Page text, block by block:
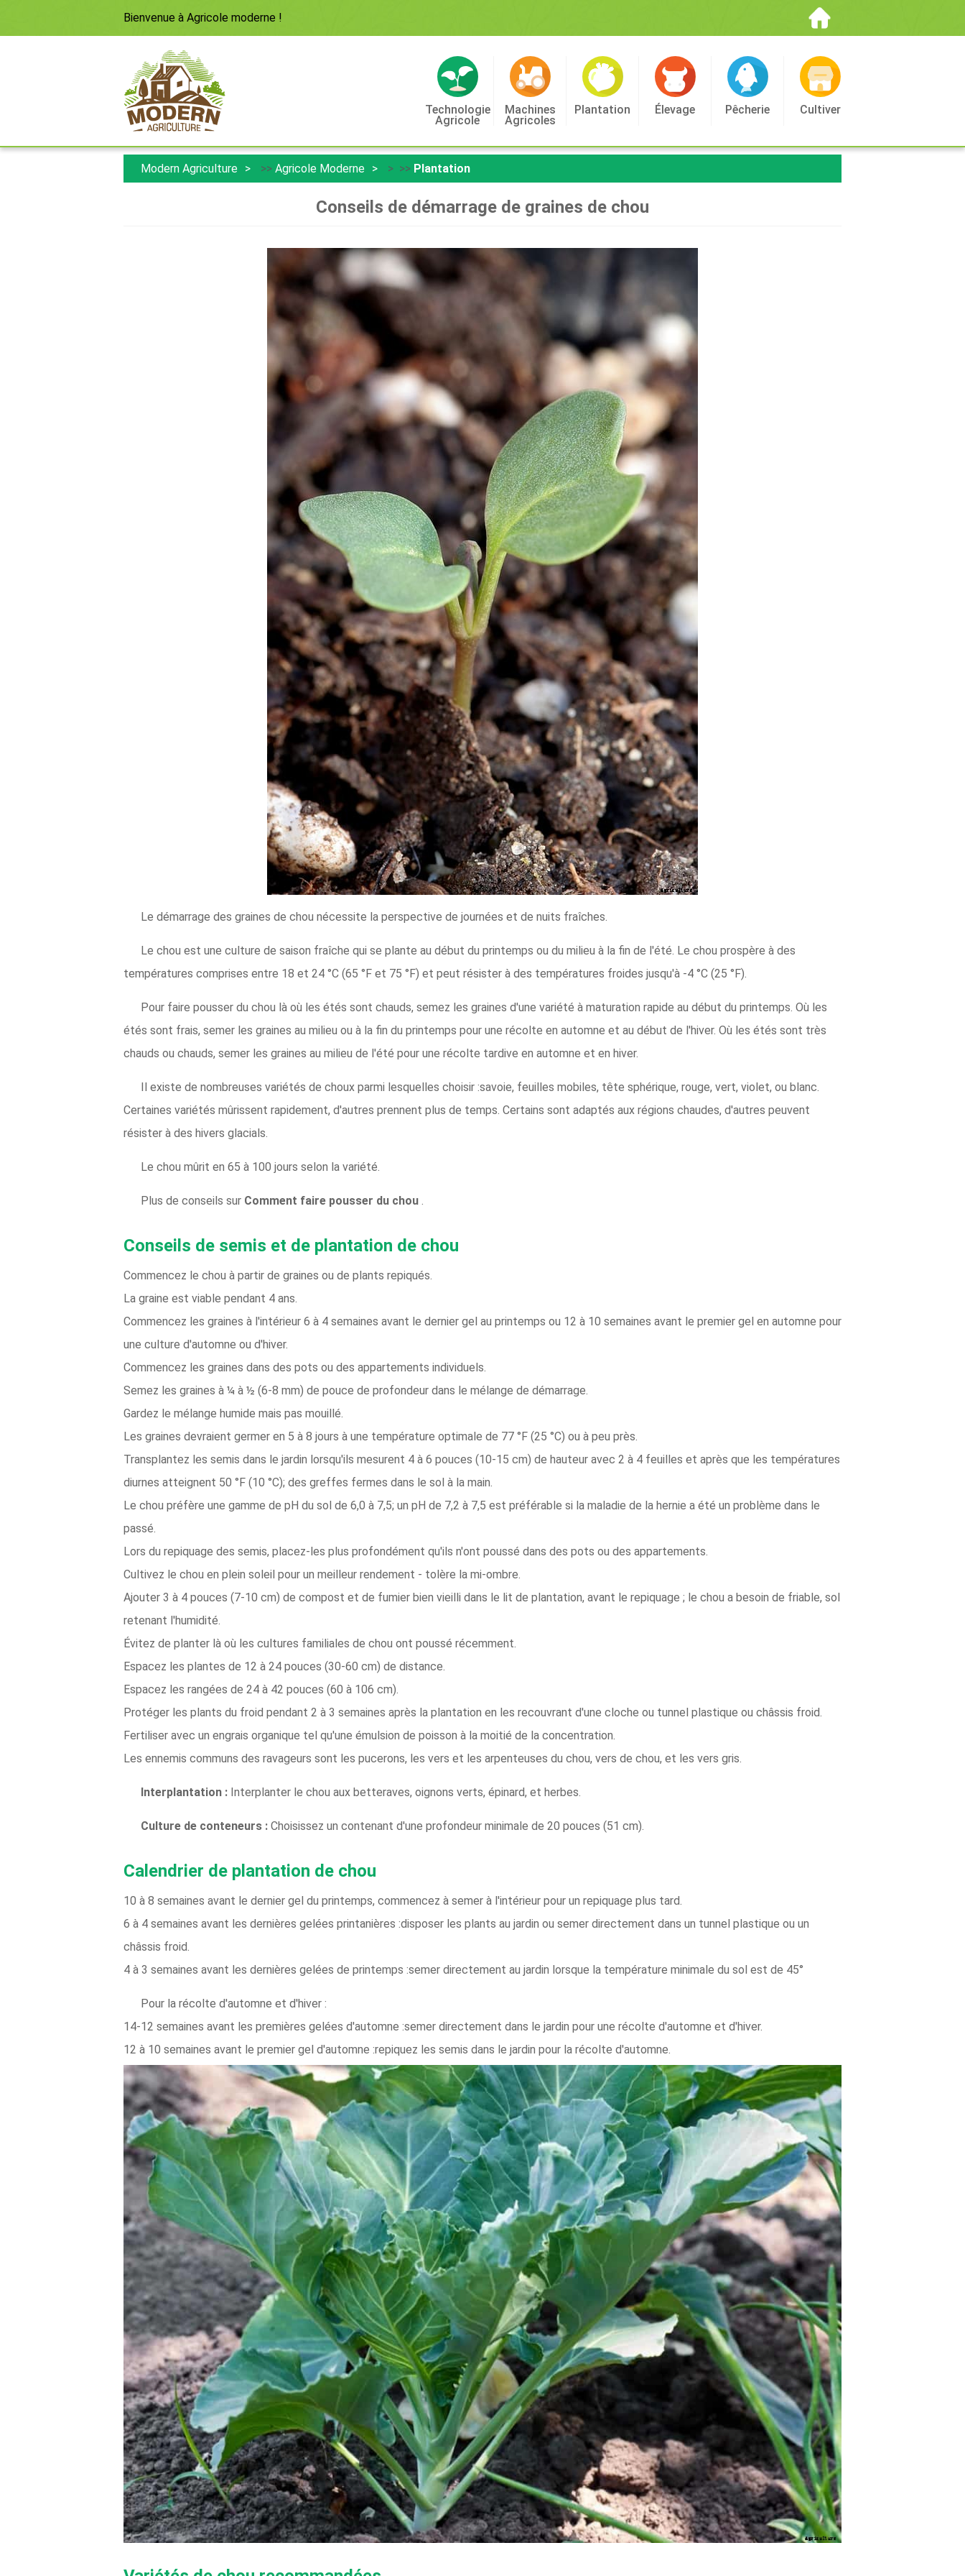
Bienvenue à Agricole moderne !
Technologie
Agricole
Machines
Agricoles
Plantation Élevage Pêcherie Cultiver
Modern Agriculture >> Agricole Moderne > >> Plantation
Conseils de démarrage de graines de chou
Le démarrage des graines de chou nécessite la perspective de journées et de nuits fraîches.
Le chou est une culture de saison fraîche qui se plante au début du printemps ou du milieu à la fin de l'été. Le chou prospère à des
températures comprises entre 18 et 24 °C (65 °F et 75 °F) et peut résister à des températures froides jusqu'à -4 °C (25 °F).
Pour faire pousser du chou là où les étés sont chauds, semez les graines d'une variété à maturation rapide au début du printemps. Où les
étés sont frais, semer les graines au milieu ou à la fin du printemps pour une récolte en automne et au début de l'hiver. Où les étés sont très
chauds ou chauds, semer les graines au milieu de l'été pour une récolte tardive en automne et en hiver.
Il existe de nombreuses variétés de choux parmi lesquelles choisir :savoie, feuilles mobiles, tête sphérique, rouge, vert, violet, ou blanc.
Certaines variétés mûrissent rapidement, d'autres prennent plus de temps. Certains sont adaptés aux régions chaudes, d'autres peuvent
résister à des hivers glacials.
Le chou mûrit en 65 à 100 jours selon la variété.
Plus de conseils sur Comment faire pousser du chou .
Conseils de semis et de plantation de chou
Commencez le chou à partir de graines ou de plants repiqués.
La graine est viable pendant 4 ans.
Commencez les graines à l'intérieur 6 à 4 semaines avant le dernier gel au printemps ou 12 à 10 semaines avant le premier gel en automne pour
une culture d'automne ou d'hiver.
Commencez les graines dans des pots ou des appartements individuels.
Semez les graines à ¼ à ½ (6-8 mm) de pouce de profondeur dans le mélange de démarrage.
Gardez le mélange humide mais pas mouillé.
Les graines devraient germer en 5 à 8 jours à une température optimale de 77 °F (25 °C) ou à peu près.
Transplantez les semis dans le jardin lorsqu'ils mesurent 4 à 6 pouces (10-15 cm) de hauteur avec 2 à 4 feuilles et après que les températures
diurnes atteignent 50 °F (10 °C); des greffes fermes dans le sol à la main.
Le chou préfère une gamme de pH du sol de 6,0 à 7,5; un pH de 7,2 à 7,5 est préférable si la maladie de la hernie a été un problème dans le
passé.
Lors du repiquage des semis, placez-les plus profondément qu'ils n'ont poussé dans des pots ou des appartements.
Cultivez le chou en plein soleil pour un meilleur rendement - tolère la mi-ombre.
Ajouter 3 à 4 pouces (7-10 cm) de compost et de fumier bien vieilli dans le lit de plantation, avant le repiquage ; le chou a besoin de friable, sol
retenant l'humidité.
Évitez de planter là où les cultures familiales de chou ont poussé récemment.
Espacez les plantes de 12 à 24 pouces (30-60 cm) de distance.
Espacez les rangées de 24 à 42 pouces (60 à 106 cm).
Protéger les plants du froid pendant 2 à 3 semaines après la plantation en les recouvrant d'une cloche ou tunnel plastique ou châssis froid.
Fertiliser avec un engrais organique tel qu'une émulsion de poisson à la moitié de la concentration.
Les ennemis communs des ravageurs sont les pucerons, les vers et les arpenteuses du chou, vers de chou, et les vers gris.
Interplantation : Interplanter le chou aux betteraves, oignons verts, épinard, et herbes.
Culture de conteneurs : Choisissez un contenant d'une profondeur minimale de 20 pouces (51 cm).
Calendrier de plantation de chou
10 à 8 semaines avant le dernier gel du printemps, commencez à semer à l'intérieur pour un repiquage plus tard.
6 à 4 semaines avant les dernières gelées printanières :disposer les plants au jardin ou semer directement dans un tunnel plastique ou un
châssis froid.
4 à 3 semaines avant les dernières gelées de printemps :semer directement au jardin lorsque la température minimale du sol est de 45°
Pour la récolte d'automne et d'hiver :
14-12 semaines avant les premières gelées d'automne :semer directement dans le jardin pour une récolte d'automne et d'hiver.
12 à 10 semaines avant le premier gel d'automne :repiquez les semis dans le jardin pour la récolte d'automne.